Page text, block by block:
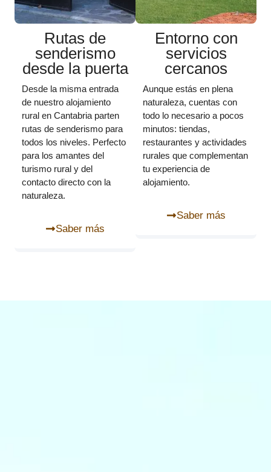
Rutas de
senderismo
desde la puerta
Desde la misma entrada
de nuestro alojamiento
rural en Cantabria parten
rutas de senderismo para
todos los niveles. Perfecto
para los amantes del
turismo rural y del
contacto directo con la
naturaleza.
Saber más
Entorno con
servicios
cercanos
Aunque estás en plena
naturaleza, cuentas con
todo lo necesario a pocos
minutos: tiendas,
restaurantes y actividades
rurales que complementan
tu experiencia de
alojamiento.
Saber más